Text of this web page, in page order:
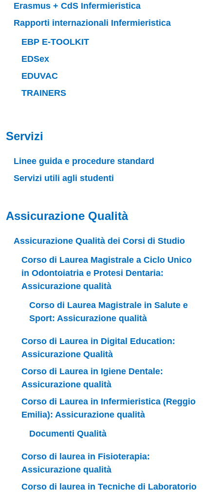
Erasmus + CdS Infermieristica
Rapporti internazionali Infermieristica
EBP E-TOOLKIT
EDSex
EDUVAC
TRAINERS
Servizi
Linee guida e procedure standard
Servizi utili agli studenti
Assicurazione Qualità
Assicurazione Qualità dei Corsi di Studio
Corso di Laurea Magistrale a Ciclo Unico
in Odontoiatria e Protesi Dentaria:
Assicurazione qualità
Corso di Laurea Magistrale in Salute e
Sport: Assicurazione qualità
Corso di Laurea in Digital Education:
Assicurazione Qualità
Corso di Laurea in Igiene Dentale:
Assicurazione qualità
Corso di Laurea in Infermieristica (Reggio
Emilia): Assicurazione qualità
Documenti Qualità
Corso di laurea in Fisioterapia:
Assicurazione qualità
Corso di laurea in Tecniche di Laboratorio